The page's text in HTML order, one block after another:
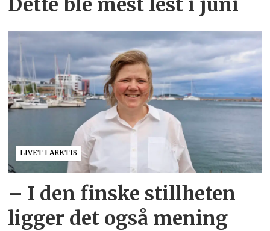
LIVET I ARKTIS
– I den finske stillheten
ligger det også mening